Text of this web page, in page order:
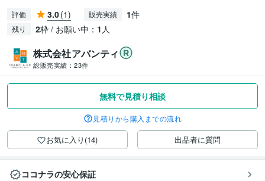
評価 3.0(1) 販売実績 1件
残り 2枠 / お願い中： 1 人
株式会社アバンティ
総販売実績： 23件
無料で見積り相談
見積りから購入までの流れ
お気に入り(14) 出品者に質問
ココナラの安心保証